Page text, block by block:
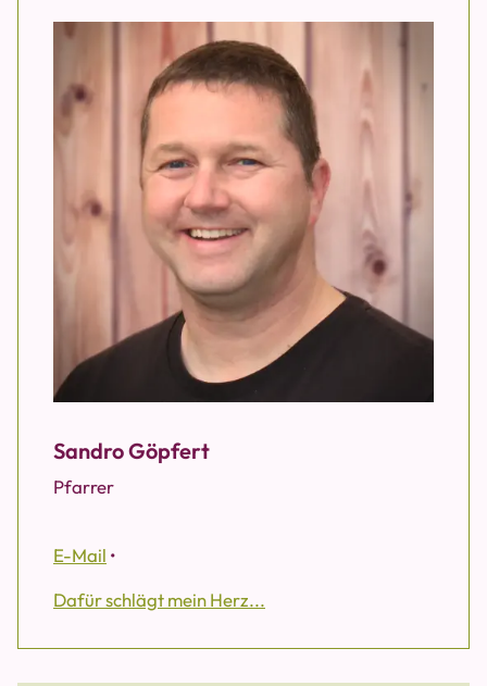
Sandro Göpfert
Pfarrer
E-Mail •
Dafür schlägt mein Herz...